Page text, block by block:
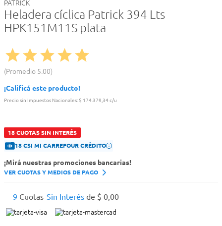
PATRICK
Heladera cíclica Patrick 394 Lts
HPK151M11S plata
Promedio 5.00
¡Calificá este producto!
Precio sin Impuestos Nacionales:$ 174.379,34 c/u
18 CUOTAS SIN INTERÉS
18 CSI MI CARREFOUR CRÉDITO
¡Mirá nuestras promociones bancarias!
VER CUOTAS Y MEDIOS DE PAGO
9 Cuotas Sin Interésde $ 0,00